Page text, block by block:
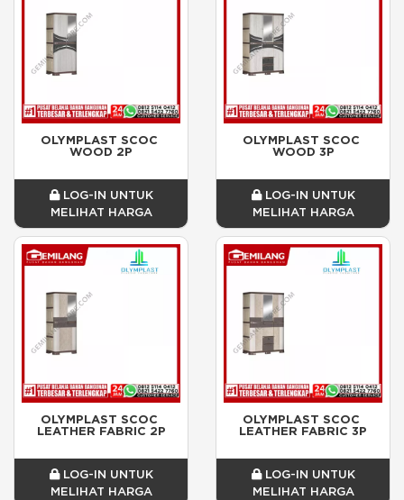
OLYMPLAST SCOC
WOOD 2P
LOG-IN UNTUK
MELIHAT HARGA
OLYMPLAST SCOC
WOOD 3P
LOG-IN UNTUK
MELIHAT HARGA
OLYMPLAST SCOC
LEATHER FABRIC 2P
LOG-IN UNTUK
MELIHAT HARGA
OLYMPLAST SCOC
LEATHER FABRIC 3P
LOG-IN UNTUK
MELIHAT HARGA